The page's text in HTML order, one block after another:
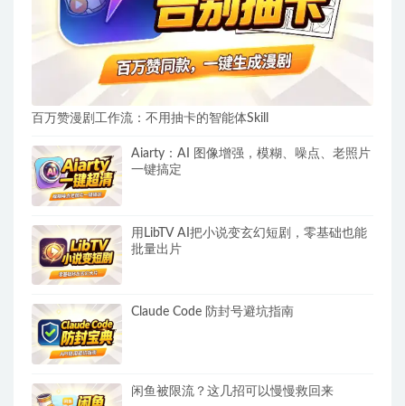
百万赞漫剧工作流：不用抽卡的智能体Skill
Aiarty：AI 图像增强，模糊、噪点、老照片
一键搞定
用LibTV AI把小说变玄幻短剧，零基础也能
批量出片
Claude Code 防封号避坑指南
闲鱼被限流？这几招可以慢慢救回来